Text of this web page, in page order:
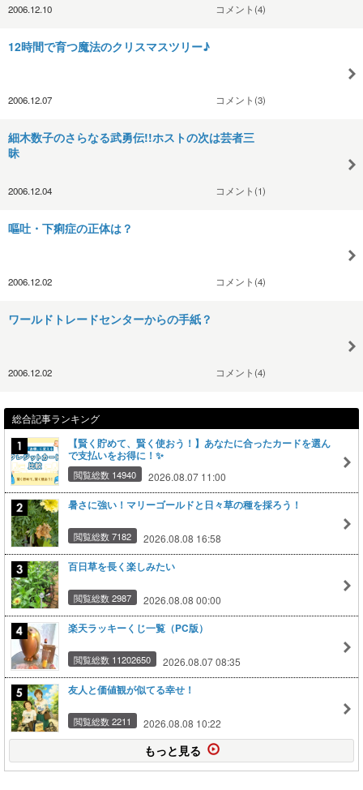
2006.12.10 コメント(4)
12時間で育つ魔法のクリスマスツリー♪
2006.12.07 コメント(3)
細木数子のさらなる武勇伝!!ホストの次は芸者三
昧
2006.12.04 コメント(1)
嘔吐・下痢症の正体は？
2006.12.02 コメント(4)
ワールドトレードセンターからの手紙？
2006.12.02 コメント(4)
総合記事ランキング
【賢く貯めて、賢く使おう！】あなたに合ったカードを選ん
で支払いをお得に！✨
閲覧総数 14940 2026.08.07 11:00
暑さに強い！マリーゴールドと日々草の種を採ろう！
閲覧総数 7182 2026.08.08 16:58
百日草を長く楽しみたい
閲覧総数 2987 2026.08.08 00:00
楽天ラッキーくじ一覧（PC版）
閲覧総数 11202650 2026.08.07 08:35
友人と価値観が似てる幸せ！
閲覧総数 2211 2026.08.08 10:22
もっと見る